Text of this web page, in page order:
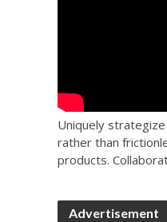
Uniquely
rather than
products.
Advertisement